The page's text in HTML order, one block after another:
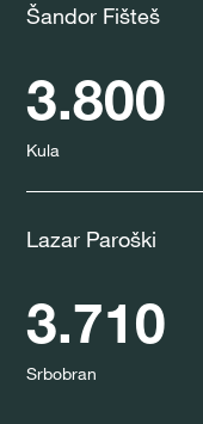
Šandor Fišteš
3.800
Kula
Lazar Paroški
3.710
Srbobran